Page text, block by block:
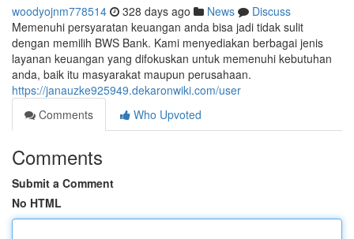
woodyojnm778514 328 days ago News
Discuss
Memenuhi persyaratan keuangan anda bisa jadi tidak sulit
dengan memilih BWS Bank. Kami menyediakan berbagai jenis
layanan keuangan yang difokuskan untuk memenuhi kebutuhan
anda, baik itu masyarakat maupun perusahaan.
https://janauzke925949.dekaronwiki.com/user
Comments
Who Upvoted
Comments
Submit a Comment
No HTML